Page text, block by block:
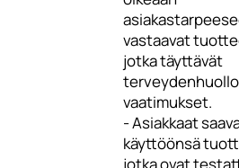
vastaavat
jotka täyttävät
vaatimukset.
- Asiakkaat
käyttöönsä